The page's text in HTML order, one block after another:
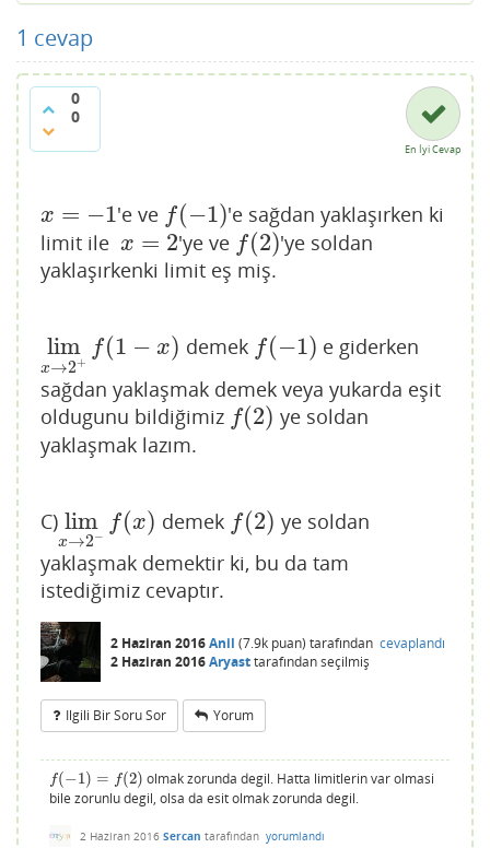
1 cevap
0
0
En İyi Cevap
x = −1
x= −1 'e ve f(−1)
f(− 1)
'e sağdan yaklaşırken ki
limit ile x = 2
x= 2 'ye ve f(2)
f(2)
'ye soldan
yaklaşırkenki limit eş miş.
lim
x→2+
f(1 − x)
limx→2+f 1− x) demek f(−1)
f(− 1)
e giderken
sağdan yaklaşmak demek veya yukarda eşit
oldugunu bildiğimiz f(2)
f(2)
ye soldan
yaklaşmak lazım.
C) lim
x→2−
f(x)
limx→2−f(x )demek f(2)
f(2)
ye soldan
yaklaşmak demektir ki, bu da tam
istediğimiz cevaptır.
2 Haziran 2016Anil (7.9k puan) tarafından cevaplandı
2 Haziran 2016Aryasttarafındanseçilmiş
Ilgili Bir Soru Sor Yorum
f(−1) = f(2)
f(−1)=f( 2)
olmak zorunda degil. Hatta limitlerin var olmasi
bile zorunlu degil, olsa da esit olmak zorunda degil.
2 Haziran 2016 Sercan tarafından yorumlandı